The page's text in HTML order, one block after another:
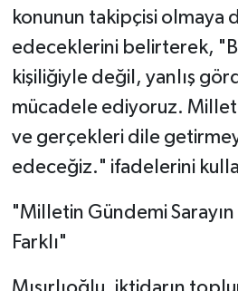
konunun takipçisi olmaya
edeceklerini belirterek,
kişiliğiyle değil, yanlış
mücadele ediyoruz. Millet
ve gerçekleri dile
edeceğiz." ifadelerini
"Milletin Gündemi
Farklı"